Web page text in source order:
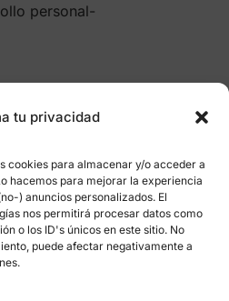
tu privacidad
cookies para almacenar y/o acceder a
hacemos para mejorar la experiencia
) anuncios personalizados. El
nos permitirá procesar datos como
o los ID's únicos en este sitio. No
puede afectar negativamente a
personal-
APOYOS Y
de 360
que
aportando
hemos